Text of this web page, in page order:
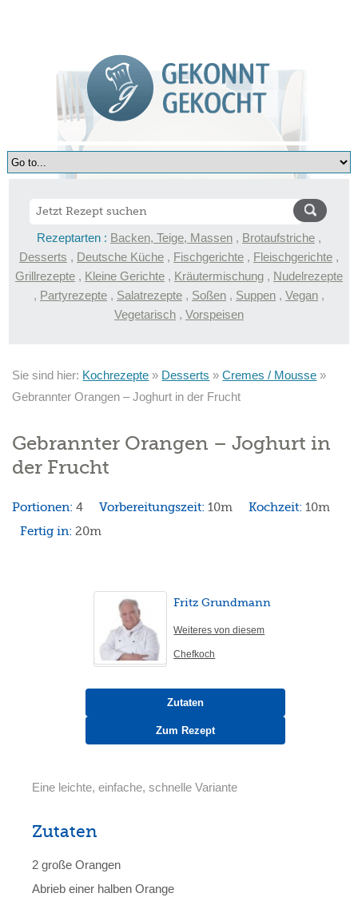
Rezeptarten : Backen, Teige, Massen , Brotaufstriche ,
Desserts , Deutsche Küche , Fischgerichte , Fleischgerichte ,
Grillrezepte , Kleine Gerichte , Kräutermischung , Nudelrezepte
, Partyrezepte , Salatrezepte , Soßen , Suppen , Vegan ,
Vegetarisch , Vorspeisen
Sie sind hier: Kochrezepte » Desserts »Cremes / Mousse »
Gebrannter Orangen – Joghurt in der Frucht
Gebrannter Orangen – Joghurt in
der Frucht
Portionen:4 Vorbereitungszeit:10m Kochzeit:10m
Fertig in:20m
Fritz Grundmann
Weiteres von diesem
Chefkoch
Zutaten
Zum Rezept
Eine leichte, einfache, schnelle Variante
Zutaten
2 große Orangen
Abrieb einer halben Orange